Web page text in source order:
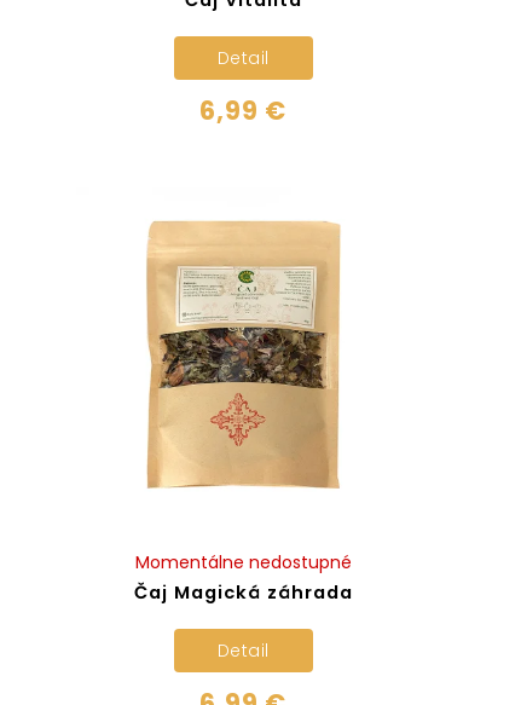
6,99 €
Detail
Čaj Magická záhrada
Momentálne nedostupné
Detail